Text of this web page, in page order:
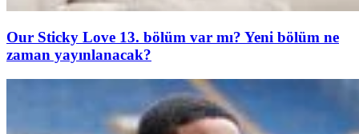
Our Sticky Love 13. bölüm var mı? Yeni bölüm ne
zaman yayınlanacak?